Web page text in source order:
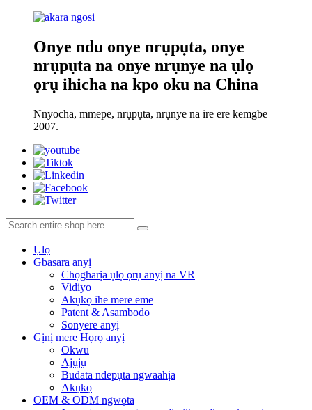
Onye ndu onye nrụpụta, onye
nrụpụta na onye nrụnye na ụlọ
ọrụ ihicha na kpo oku na China
Nnyocha, mmepe, nrụpụta, nrụnye na ire ere kemgbe
2007.
Ụlọ
Gbasara anyị
Chọgharịa ụlọ ọrụ anyị na VR
Vidiyo
Akụkọ ihe mere eme
Patent & Asambodo
Sonyere anyị
Gịnị mere Họrọ anyị
Okwu
Ajụjụ
Budata ndepụta ngwaahịa
Akụkọ
OEM & ODM ngwọta